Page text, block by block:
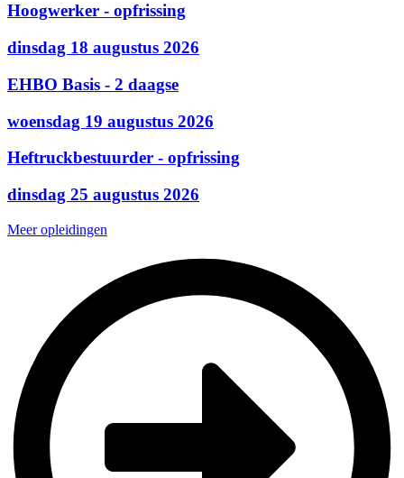
Hoogwerker - opfrissing
dinsdag 18 augustus 2026
EHBO Basis - 2 daagse
woensdag 19 augustus 2026
Heftruckbestuurder - opfrissing
dinsdag 25 augustus 2026
Meer opleidingen